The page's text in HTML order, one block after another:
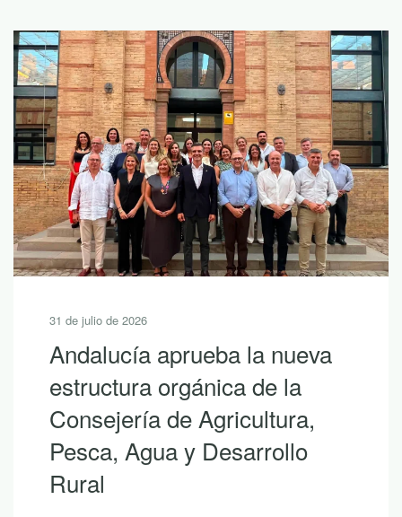
31 de julio de 2026
Andalucía aprueba la nueva
estructura orgánica de la
Consejería de Agricultura,
Pesca, Agua y Desarrollo
Rural